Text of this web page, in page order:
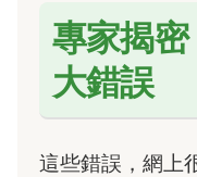
專家揭
大錯誤
這些錯誤，網上